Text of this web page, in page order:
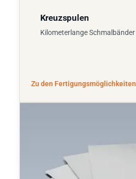
Kreuzspulen
Kilometerlange Schmalbänder
Zu den Fertigungsmöglichkeiten